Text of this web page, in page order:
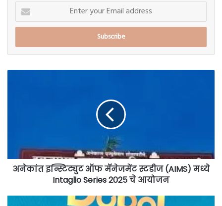
Enter
your
Email
Intaglio
Series
2025
अनेकांत इन्स्टिट्युट ऑफ मॅनेजमेंट स्टडीज (AIMS) मध्ये
Intaglio Series 2025 चे आयोजन